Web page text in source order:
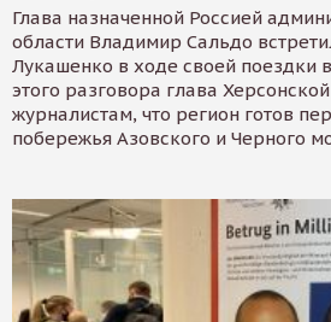
Глава назначенной Россией
области Владимир Сальдо
Лукашенко в ходе своей поездки
этого разговора глава
журналистам, что регион готов
побережья Азовского и Черного